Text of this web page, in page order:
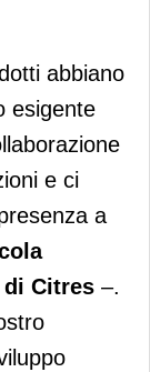
abbiano
esigente
e ci
a
Citres –.